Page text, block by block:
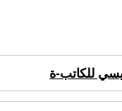
للكاتب-ة